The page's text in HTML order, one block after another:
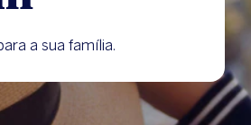
a sua família.